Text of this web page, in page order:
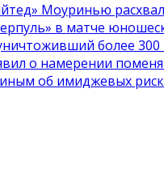
Моуринью
в матче
более
о намерении
об имиджевых